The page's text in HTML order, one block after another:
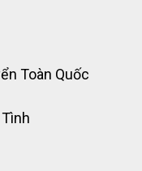
Toàn Quốc